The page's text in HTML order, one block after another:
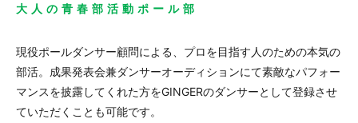
大人の青春部活動ポール部
現役ポールダンサー顧問による、プロを目指す人のための本気の
部活。成果発表会兼ダンサーオーディションにて素敵なパフォー
マンスを披露してくれた方をGINGERのダンサーとして登録させ
ていただくことも可能です。